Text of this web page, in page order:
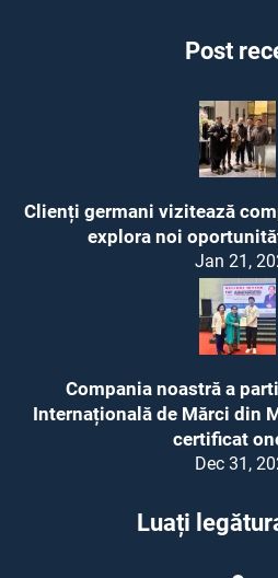
Post
Clienți germani vizitează
explora noi
Jan 21,
Compania noastră a
Internațională de Mărci din
certificat
Dec 31,
Luați